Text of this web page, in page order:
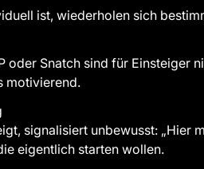
ist, wiederholen sich
oder Snatch sind für Einsteiger
motivierend.
signalisiert unbewusst: „Hier
eigentlich starten wollen.